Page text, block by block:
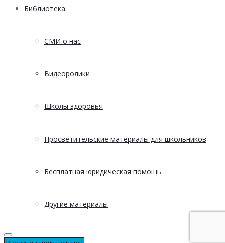
Библиотека
СМИ о нас
Видеоролики
Школы здоровья
Просветительские материалы для школьников
Бесплатная юридическая помощь
Другие материалы